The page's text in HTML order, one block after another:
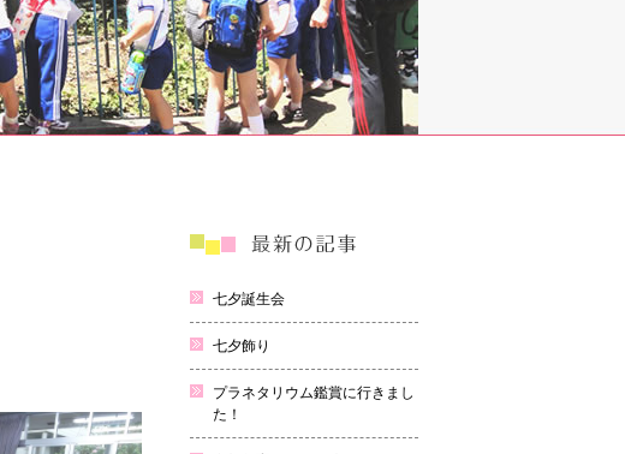
七夕誕生会
七夕飾り
プラネタリウム鑑賞に行きまし
た！